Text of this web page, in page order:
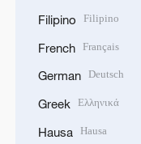
Filipino Filipino
French Français
German Deutsch
Greek Ελληνικά
Hausa Hausa